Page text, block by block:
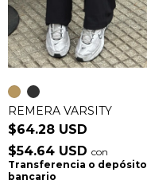
REMERA VARSITY
$64.28 USD
$54.64 USD con
Transferencia o depósito
bancario